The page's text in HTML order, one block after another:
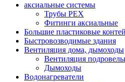
аксиальные системы
Трубы PEX
Фитинги аксиальные
Большие пластиковые
Быстровозводимые здания
Вентиляция дома, дымоходы
Вентиляция
Дымоходы
Водонагреватели